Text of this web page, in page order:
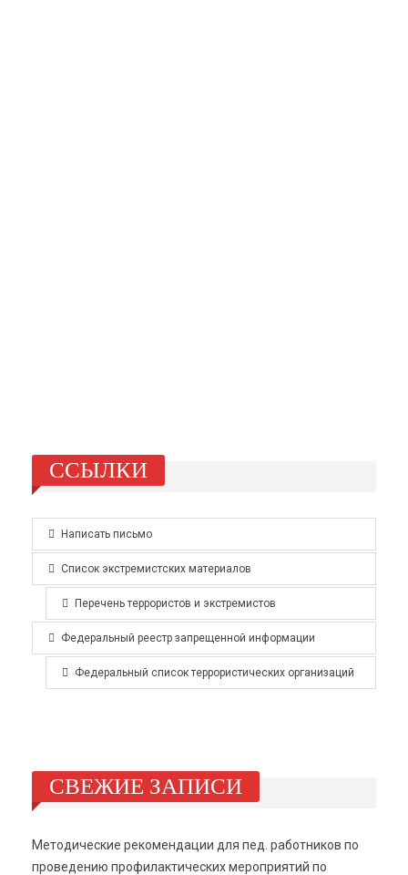
ССЫЛКИ
Написать письмо
Список экстремистских материалов
Перечень террористов и экстремистов
Федеральный реестр запрещенной информации
Федеральный список террористических организаций
СВЕЖИЕ ЗАПИСИ
Методические рекомендации для пед. работников по
проведению профилактических мероприятий по